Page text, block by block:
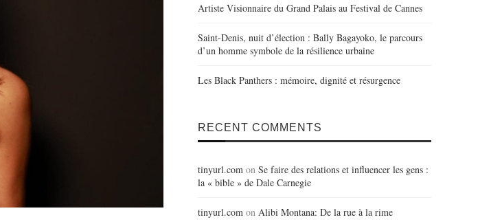
Artiste Visionnaire du Grand Palais au Festival de Cannes
Saint-Denis, nuit d’élection : Bally Bagayoko, le parcours
d’un homme symbole de la résilience urbaine
Les Black Panthers : mémoire, dignité et résurgence
RECENT COMMENTS
tinyurl.com on Se faire des relations et influencer les gens :
la « bible » de Dale Carnegie
tinyurl.com on Alibi Montana: De la rue à la rime